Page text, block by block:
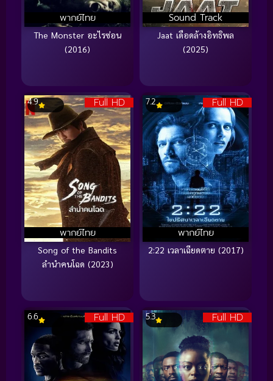
พากย์ไทย
The Monster อะไรซ่อน
(2016)
Sound Track
Jaat เดือดล้างอิทธิพล
(2025)
Full HD
พากย์ไทย
4.9
Song of the Bandits
ลำนำคนโฉด (2023)
Full HD
พากย์ไทย
7.2
2:22 เวลาเฉียดตาย (2017)
Full HD
6.6 Full HD
5.3